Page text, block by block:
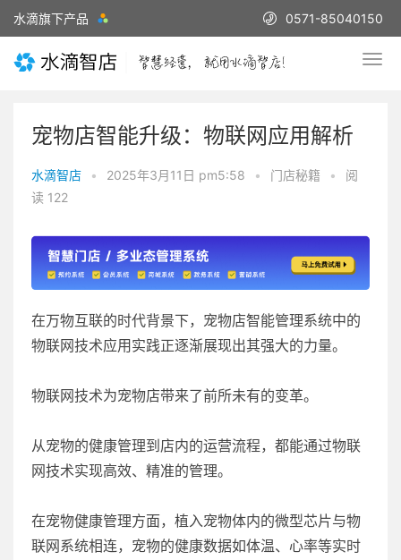
水滴旗下产品 0571-85040150
宠物店智能升级：物联网应用解析
水滴智店 • 2025年3月11日 pm5:58 • 门店秘籍 •
阅
读 122
在万物互联的时代背景下，宠物店智能管理系统中的
物联网技术应用实践正逐渐展现出其强大的力量。
物联网技术为宠物店带来了前所未有的变革。
从宠物的健康管理到店内的运营流程，都能通过物联
网技术实现高效、精准的管理。
在宠物健康管理方面，植入宠物体内的微型芯片与物
联网系统相连，宠物的健康数据如体温、心率等实时